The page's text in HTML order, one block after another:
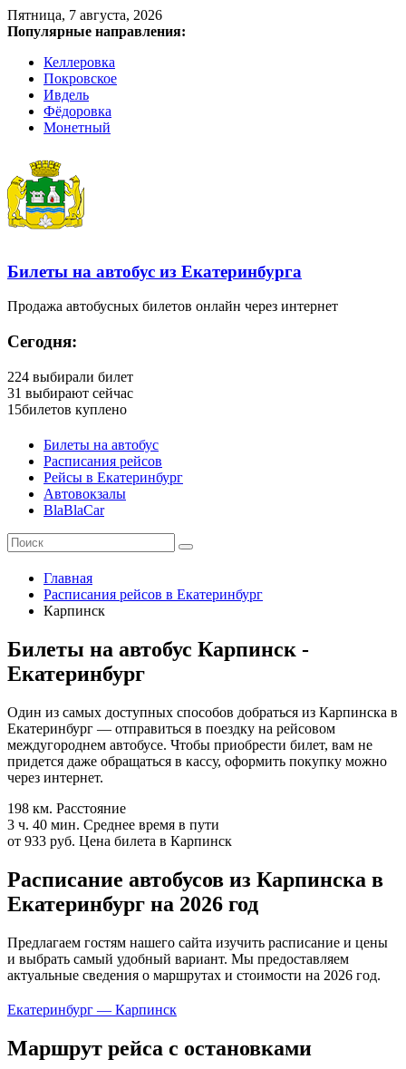
Пятница, 7 августа, 2026
Популярные направления:
Келлеровка
Покровское
Ивдель
Фёдоровка
Монетный
Билеты на автобус из Екатеринбурга
Продажа автобусных билетов онлайн через интернет
Сегодня:
224 выбирали билет
31 выбирают сейчас
15билетов куплено
Билеты на автобус
Расписания рейсов
Рейсы в Екатеринбург
Автовокзалы
BlaBlaCar
Главная
Расписания рейсов в Екатеринбург
Карпинск
Билеты на автобус Карпинск -
Екатеринбург
Один из самых доступных способов добраться из Карпинска в
Екатеринбург — отправиться в поездку на рейсовом
междугороднем автобусе. Чтобы приобрести билет, вам не
придется даже обращаться в кассу, оформить покупку можно
через интернет.
198 км. Расстояние
3 ч. 40 мин. Среднее время в пути
от 933 руб. Цена билета в Карпинск
Расписание автобусов из Карпинска в
Екатеринбург на 2026 год
Предлагаем гостям нашего сайта изучить расписание и цены
и выбрать самый удобный вариант. Мы предоставляем
актуальные сведения о маршрутах и стоимости на 2026 год.
Екатеринбург — Карпинск
Маршрут рейса с остановками